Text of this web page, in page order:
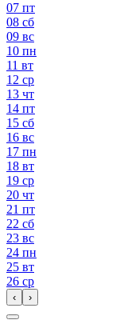
07 пт
08 сб
09 вс
10 пн
11 вт
12 ср
13 чт
14 пт
15 сб
16 вс
17 пн
18 вт
19 ср
20 чт
21 пт
22 сб
23 вс
24 пн
25 вт
26 ср
‹ ›